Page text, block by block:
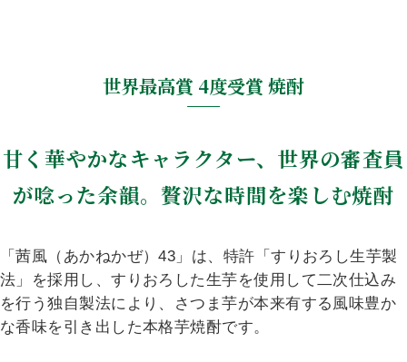
世界最高賞 4度受賞 焼酎
甘く華やかなキャラクター、 世界の審査員
が唸った余韻。贅沢な時間を楽しむ焼酎
「茜風（あかねかぜ）43」は、特許「すりおろし生芋製
法」を採用し、すりおろした生芋を使用して二次仕込み
を行う独自製法により、さつま芋が本来有する風味豊か
な香味を引き出した本格芋焼酎です。